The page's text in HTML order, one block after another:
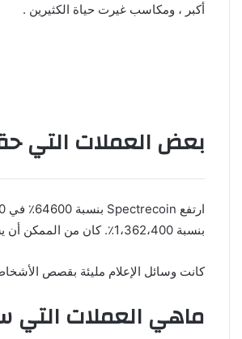
أكبر ، ومكاسب غيرت حياة الكثيرين .
بعض العملات التي
بنسبة 1،362،400٪. كان من الممكن أن يستغرق الأمر 12 شهرًا فقط لتحويل 5000 دولار إلى 68 مليون دولار ، وارتفعت عملة Reddcoin بنسبة 72.400٪ ، وارتفعت عملة NEO بنسبة 134.453٪.
كانت وسائل الإعلام مليئة بقصص
ماهي العملات التي